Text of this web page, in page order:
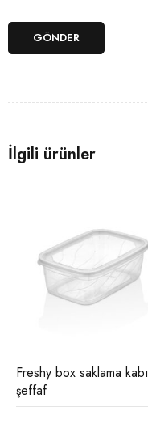
İlgili ürünler
Freshy box saklama kabı
şeffaf